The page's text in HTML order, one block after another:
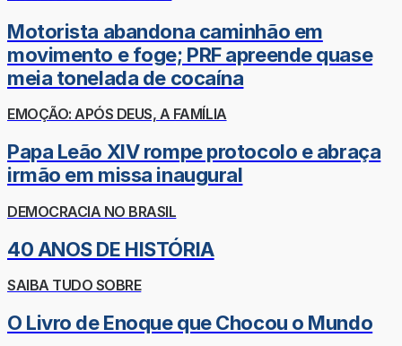
Motorista abandona caminhão em
movimento e foge; PRF apreende quase
meia tonelada de cocaína
EMOÇÃO: APÓS DEUS, A FAMÍLIA
Papa Leão XIV rompe protocolo e abraça
irmão em missa inaugural
DEMOCRACIA NO BRASIL
40 ANOS DE HISTÓRIA
SAIBA TUDO SOBRE
O Livro de Enoque que Chocou o Mundo